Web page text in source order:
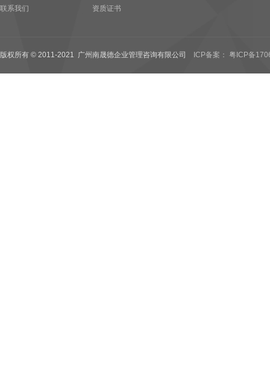
联系我们
资质证书
版权所有 © 2011-2021 广州南晟德企业管理咨询有限公司 ICP备案： 粤ICP备